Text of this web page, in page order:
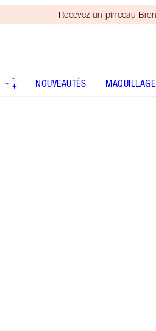
Recevez un pinceau
NOUVEAUTÉS MAQUILLAGE